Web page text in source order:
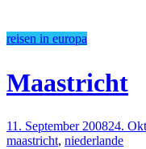
reisen in europa
Maastricht
11. September 200824.
maastricht, niederlande